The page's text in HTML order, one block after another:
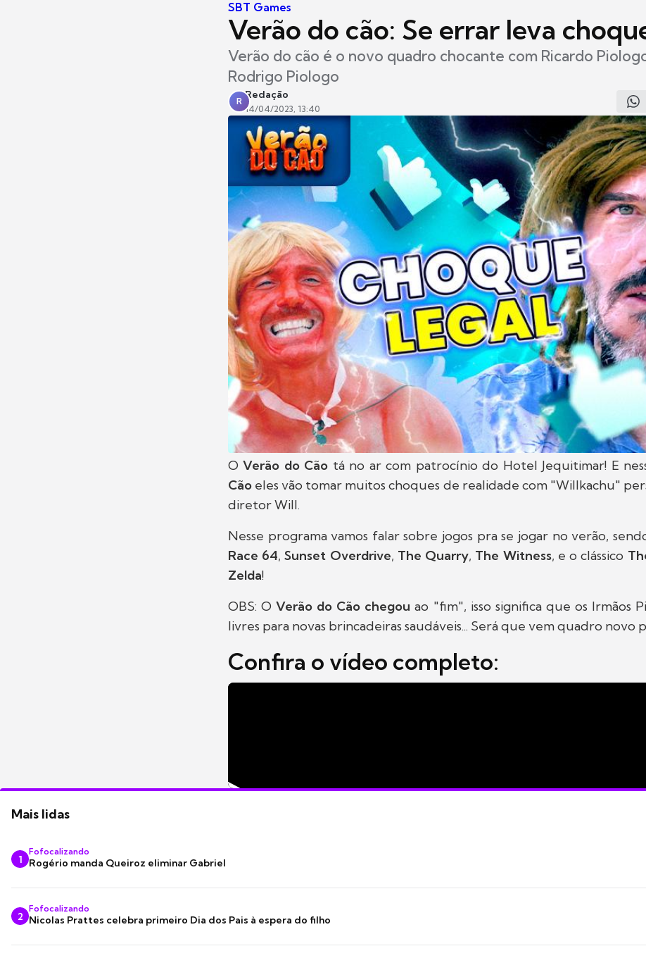
SBT Games
Verão do cão: Se errar leva
Verão do cão é o novo quadro chocante com Ricardo
Rodrigo Piologo
R
Redação
14/04/2023, 13:40
OVerão do Cão tá no ar com patrocínio do Hotel Jequitimar! E
Cão eles vão tomar muitos choques de realidade com "Willkachu"
diretor Will.
Nesse programa vamos falar sobre jogos pra se jogar no verão,
Race 64,Sunset Overdrive, The Quarry, The Witness, e o clássico
Zelda!
OBS: OVerão do Cão chegou ao "fim", isso significa que os Irmãos
livres para novas brincadeiras saudáveis... Será que vem quadro novo
Confira o vídeo completo:
Mais lidas
1
Fofocalizando
Rogério manda Queiroz eliminar Gabriel
2
Fofocalizando
Nicolas Prattes celebra primeiro Dia dos Pais à espera do filho